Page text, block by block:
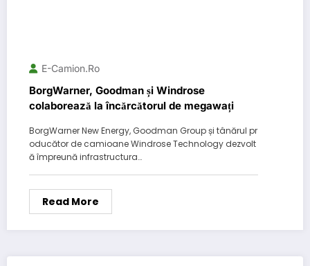
E-Camion.ro
BorgWarner, Goodman și Windrose
colaborează la încărcătorul de megawați
BorgWarner New Energy, Goodman Group și tânărul pr
oducător de camioane Windrose Technology dezvolt
ă împreună infrastructura…
Read More